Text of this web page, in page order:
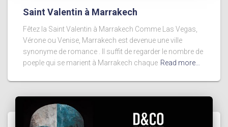
Saint Valentin à Marrakech
Fêtez la Saint Valentin à Marrakech Comme Las Vegas,
Vérone ou Venise, Marrakech est devenue une ville
synonyme de romance . Il suffit de regarder le nombre de
poeple qui se marient à Marrakech chaque Read more…